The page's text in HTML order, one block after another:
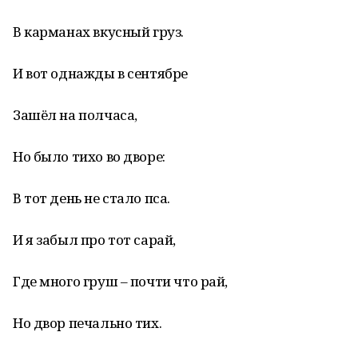
В карманах вкусный груз.
И вот однажды в сентябре
Зашёл на полчаса,
Но было тихо во дворе:
В тот день не стало пса.
И я забыл про тот сарай,
Где много груш – почти что рай,
Но двор печально тих.